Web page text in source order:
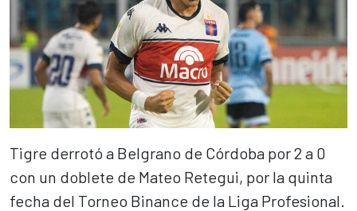
Tigre derrotó a Belgrano de Córdoba por 2 a 0
con un doblete de Mateo Retegui, por la quinta
fecha del Torneo Binance de la Liga Profesional.